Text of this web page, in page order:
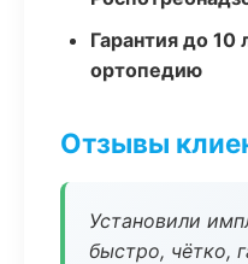
Гарантия до 10
ортопедию
Отзывы
Установили
быстро, чётко,